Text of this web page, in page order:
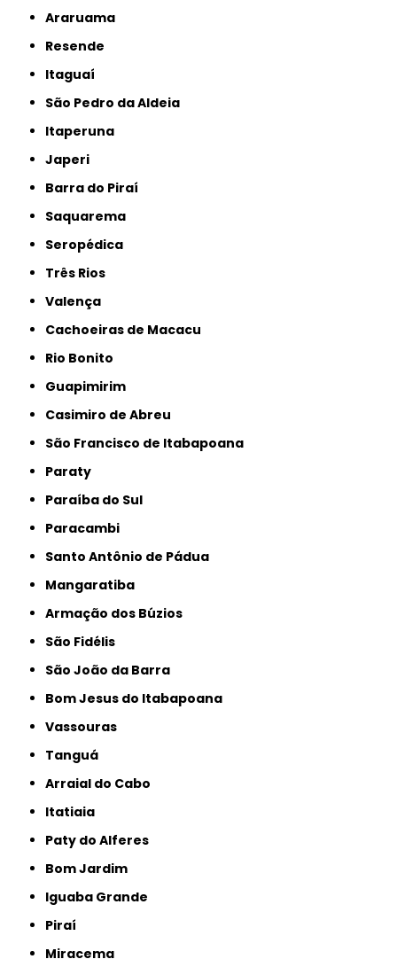
Araruama
Resende
Itaguaí
São Pedro da Aldeia
Itaperuna
Japeri
Barra do Piraí
Saquarema
Seropédica
Três Rios
Valença
Cachoeiras de Macacu
Rio Bonito
Guapimirim
Casimiro de Abreu
São Francisco de Itabapoana
Paraty
Paraíba do Sul
Paracambi
Santo Antônio de Pádua
Mangaratiba
Armação dos Búzios
São Fidélis
São João da Barra
Bom Jesus do Itabapoana
Vassouras
Tanguá
Arraial do Cabo
Itatiaia
Paty do Alferes
Bom Jardim
Iguaba Grande
Piraí
Miracema